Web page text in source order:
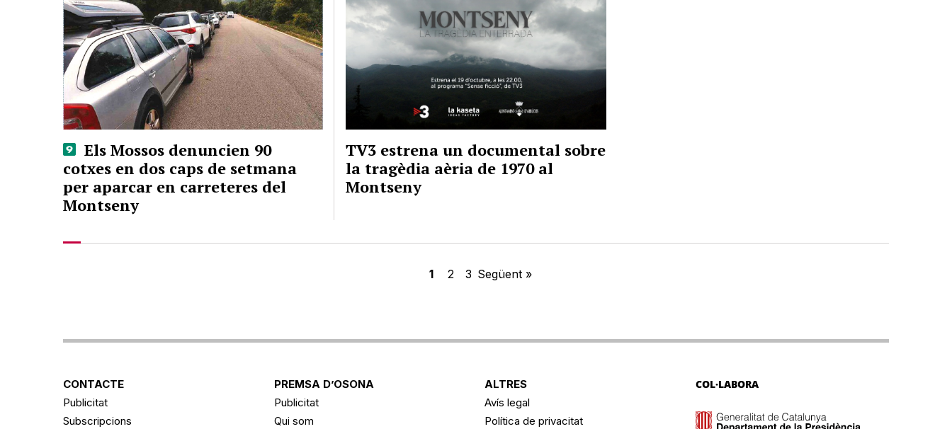
Els Mossos denuncien 90
cotxes en dos caps de setmana
per aparcar en carreteres del
Montseny
TV3 estrena un documental sobre
la tragèdia aèria de 1970 al
Montseny
1 2 3 Següent »
CONTACTE
Publicitat
Subscripcions
PREMSA D’OSONA
Publicitat
Qui som
ALTRES
Avís legal
Política de privacitat
COL·LABORA